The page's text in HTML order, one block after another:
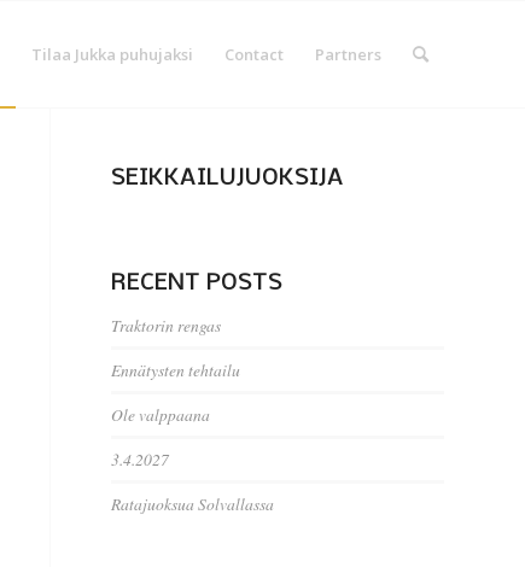
Tilaa Jukka puhujaksi Contact Partners
SEIKKAILUJUOKSIJA
RECENT POSTS
Traktorin rengas
Ennätysten tehtailu
Ole valppaana
3.4.2027
Ratajuoksua Solvallassa